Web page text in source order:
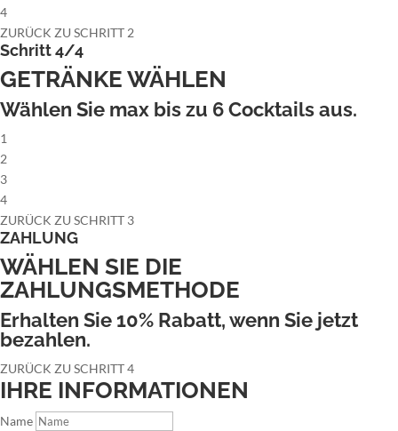
4
ZURÜCK ZU SCHRITT 2
Schritt 4/4
GETRÄNKE WÄHLEN
Wählen Sie max bis zu 6Cocktails aus.
1
2
3
4
ZURÜCK ZU SCHRITT 3
ZAHLUNG
WÄHLEN SIE DIE
ZAHLUNGSMETHODE
Erhalten Sie 10% Rabatt, wenn Sie jetzt
bezahlen.
ZURÜCK ZU SCHRITT 4
IHRE INFORMATIONEN
Name